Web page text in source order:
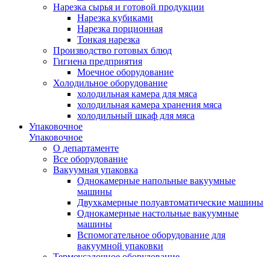
Нарезка сырья и готовой продукции
Нарезка кубиками
Нарезка порционная
Тонкая нарезка
Производство готовых блюд
Гигиена предприятия
Моечное оборудование
Холодильное оборудование
холодильная камера для мяса
холодильная камера хранения мяса
холодильный шкаф для мяса
Упаковочное
Упаковочное
О департаменте
Все оборудование
Вакуумная упаковка
Однокамерные напольные вакуумные
машины
Двухкамерные полуавтоматические машины
Однокамерные настольные вакуумные
машины
Вспомогательное оборудование для
вакуумной упаковки